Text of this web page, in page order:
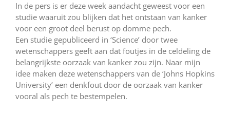
In de pers is er deze week aandacht geweest voor een
studie waaruit zou blijken dat het ontstaan van kanker
voor een groot deel berust op domme pech.
Een studie gepubliceerd in ‘Science’ door twee
wetenschappers geeft aan dat foutjes in de celdeling de
belangrijkste oorzaak van kanker zou zijn. Naar mijn
idee maken deze wetenschappers van de ‘Johns Hopkins
University’ een denkfout door de oorzaak van kanker
vooral als pech te bestempelen.